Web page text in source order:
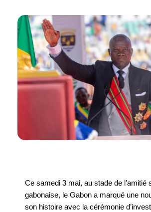
Ce samedi 3 mai, au stade de l’amitié
gabonaise, le Gabon a marqué une
son histoire avec la cérémonie